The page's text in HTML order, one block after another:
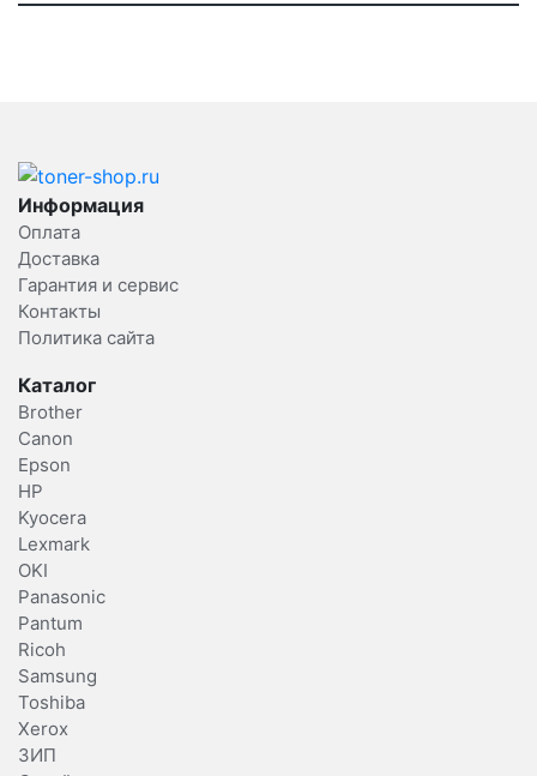
Информация
Оплата
Доставка
Гарантия и сервис
Контакты
Политика сайта
Каталог
Brother
Canon
Epson
HP
Kyocera
Lexmark
OKI
Panasonic
Pantum
Ricoh
Samsung
Toshiba
Xerox
ЗИП